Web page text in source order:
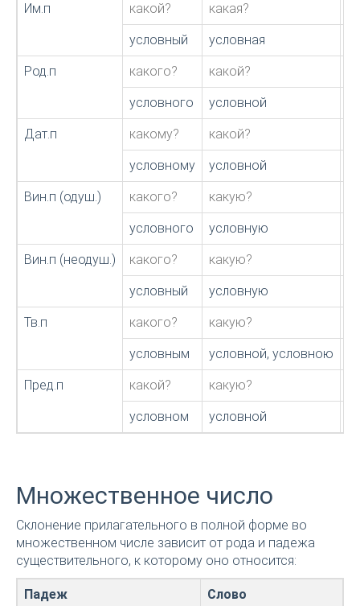
Им.п какой? какая?
условный условная
Род.п какого? какой?
условного условной
Дат.п какому? какой?
условному условной
Вин.п (одуш.) какого? какую?
условного условную
Вин.п (неодуш.) какого? какую?
условный условную
Тв.п какого? какую?
условным условной, условною
Пред.п какой? какую?
условном условной
Множественное число
Склонение прилагательного в полной форме во
множественном числе зависит от рода и падежа
существительного, к которому оно относится:
Падеж Слово